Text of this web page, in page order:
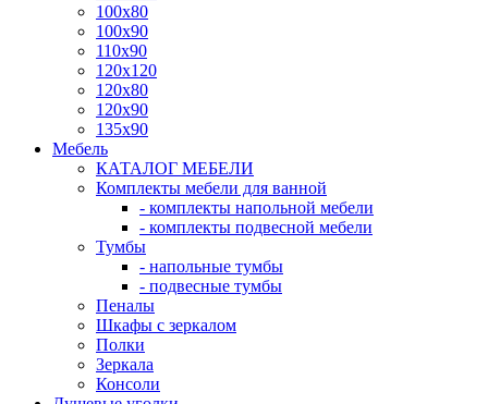
100x80
100x90
110x90
120x120
120x80
120x90
135x90
Мебель
КАТАЛОГ МЕБЕЛИ
Комплекты мебели для ванной
- комплекты напольной мебели
- комплекты подвесной мебели
Тумбы
- напольные тумбы
- подвесные тумбы
Пеналы
Шкафы с зеркалом
Полки
Зеркала
Консоли